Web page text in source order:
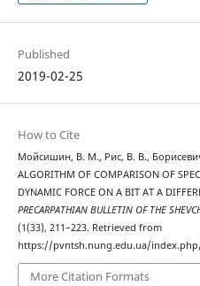
Published
2019-02-25
How to Cite
Мойсишин, В. М., Рис, В. В.,
ALGORITHM OF COMPARISON OF
DYNAMIC FORCE ON A BIT AT A
PRECARPATHIAN BULLETIN OF THE
(1(33), 211–223. Retrieved from
https://pvntsh.nung.edu.ua/
More Citation Formats